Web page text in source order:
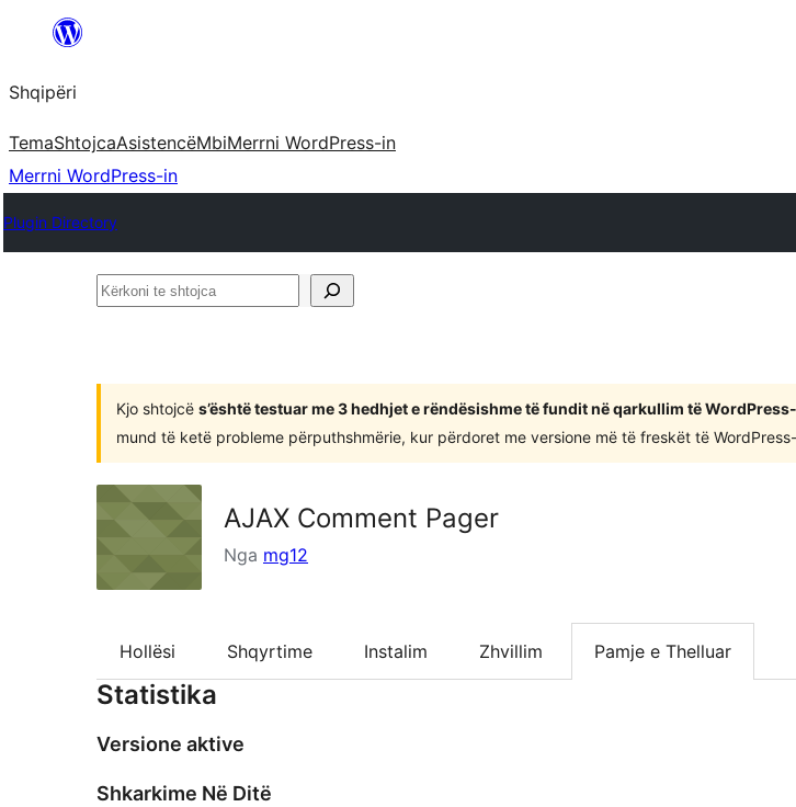
Hidhu
lënda
Shqipëri
TemaShtojcaAsistencëMbiMerrni WordPress-in
Merrni WordPress-in
Plugin Directory
Kërkoni
Kjo shtojcë s’është testuar me 3 hedhjet e rëndësishme të fundit në qarkullim të
mund të ketë probleme përputhshmërie, kur përdoret me versione më të freskët të
AJAX Comment Pager
Nga mg12
Hollësi Shqyrtime Instalim Zhvillim Pamje e Thelluar
Statistika
Versione aktive
Shkarkime Në Ditë